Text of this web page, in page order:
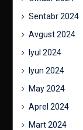
Sentabr 2024
Avgust 2024
Iyul 2024
Iyun 2024
May 2024
Aprel 2024
Mart 2024